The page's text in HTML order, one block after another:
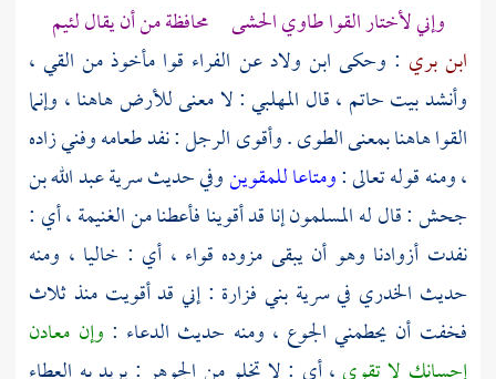
وإني لأختار القوا طاوي الحشى محافظة من أن يقال لئيم
ابن بري : وحكى ابن ولادعن الفراء قوا مأخوذ من القي ،
وأنشد بيت حاتم ، قال المهلبي: لا معنى للأرض هاهنا ، وإنما
القوا هاهنا بمعنى الطوى . وأقوى الرجل : نفد طعامه وفني زاده
، ومنه قوله تعالى :ومتاعا للمقوينوفي حديث سريةعبد الله بن
جحش: قال له المسلمون إنا قد أقوينا فأعطنا من الغنيمة ، أي :
نفدت أزوادنا وهو أن يبقى مزوده قواء ، أي : خاليا ، ومنه
حديث الخدري في سرية بني فزارة : إني قد أقويت منذ ثلاث
فخفت أن يحطمني الجوع ، ومنه حديث الدعاء : وإن معادن